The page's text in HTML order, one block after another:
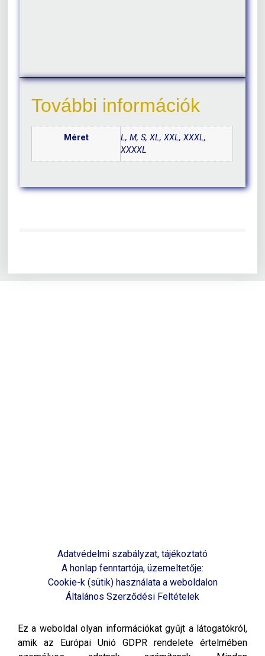
További információk
Méret
L, M, S, XL, XXL, XXXL,
XXXXL
Adatvédelmi szabályzat, tájékoztató
A honlap fenntartója, üzemeltetője:
Cookie-k (sütik) használata a weboldalon
Általános Szerződési Feltételek
Ez a weboldal olyan információkat gyűjt a látogatókról,
amik az Európai Unió GDPR rendelete értelmében